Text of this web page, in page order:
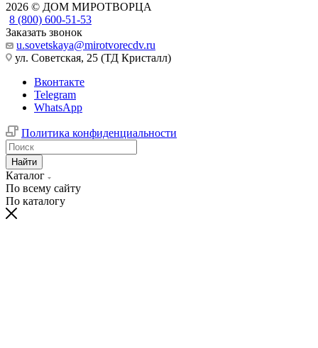
2026 © ДОМ МИРОТВОРЦА
8 (800) 600-51-53
Заказать звонок
u.sovetskaya@mirotvorecdv.ru
ул. Советская, 25 (ТД Кристалл)
Вконтакте
Telegram
WhatsApp
Политика конфиденциальности
Найти
Каталог
По всему сайту
По каталогу